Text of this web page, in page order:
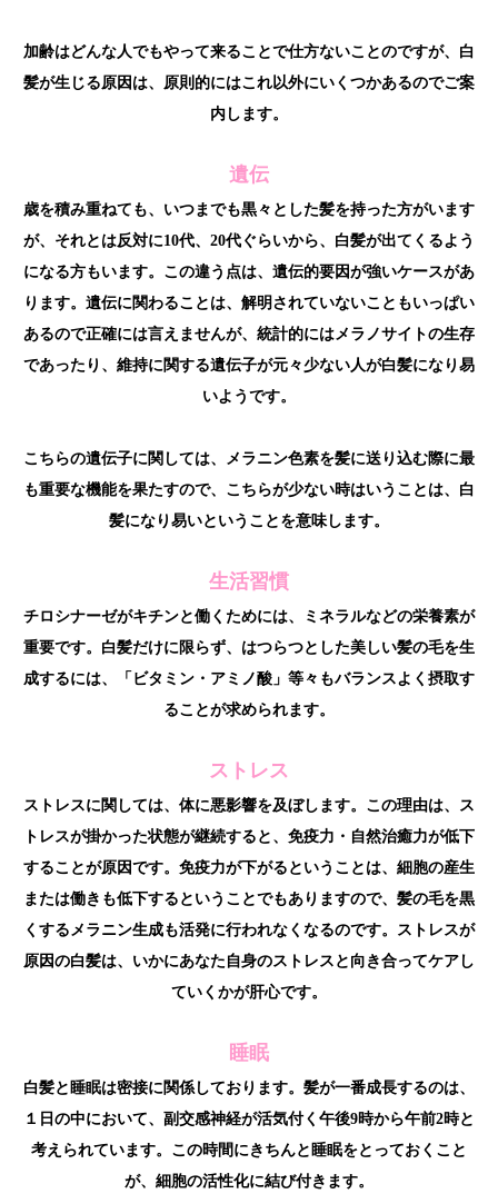
加齢はどんな人でもやって来ることで仕方ないことのですが、白
髪が生じる原因は、原則的にはこれ以外にいくつかあるのでご案
内します。
遺伝
歳を積み重ねても、いつまでも黒々とした髪を持った方がいます
が、それとは反対に10代、20代ぐらいから、白髪が出てくるよう
になる方もいます。この違う点は、遺伝的要因が強いケースがあ
ります。遺伝に関わることは、解明されていないこともいっぱい
あるので正確には言えませんが、統計的にはメラノサイトの生存
であったり、維持に関する遺伝子が元々少ない人が白髪になり易
いようです。
こちらの遺伝子に関しては、メラニン色素を髪に送り込む際に最
も重要な機能を果たすので、こちらが少ない時はいうことは、白
髪になり易いということを意味します。
生活習慣
チロシナーゼがキチンと働くためには、ミネラルなどの栄養素が
重要です。白髪だけに限らず、はつらつとした美しい髪の毛を生
成するには、「ビタミン・アミノ酸」等々もバランスよく摂取す
ることが求められます。
ストレス
ストレスに関しては、体に悪影響を及ぼします。この理由は、ス
トレスが掛かった状態が継続すると、免疫力・自然治癒力が低下
することが原因です。免疫力が下がるということは、細胞の産生
または働きも低下するということでもありますので、髪の毛を黒
くするメラニン生成も活発に行われなくなるのです。ストレスが
原因の白髪は、いかにあなた自身のストレスと向き合ってケアし
ていくかが肝心です。
睡眠
白髪と睡眠は密接に関係しております。髪が一番成長するのは、
１日の中において、副交感神経が活気付く午後9時から午前2時と
考えられています。この時間にきちんと睡眠をとっておくこと
が、細胞の活性化に結び付きます。